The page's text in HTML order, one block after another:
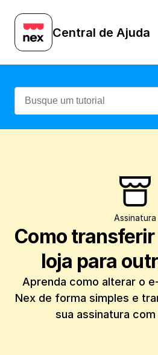
Central de Ajuda
Assinatura
Como
loja para
Aprenda como alterar o
Nex de forma simples e
sua assinatura